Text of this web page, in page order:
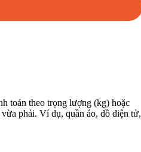
toán theo trọng lượng (kg) hoặc
phải. Ví dụ, quần áo, đồ điện tử,